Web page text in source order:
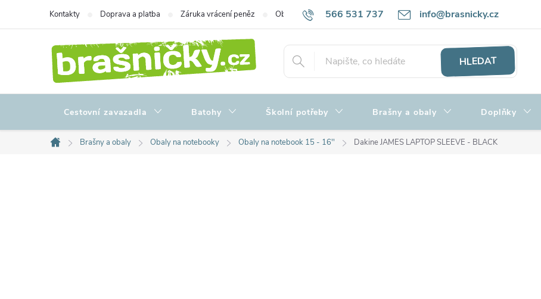
566 531 737 info@brasnicky.cz
Kontakty Doprava a platba Záruka vrácení peněz Obchodní podmínky Zpracování osobních údajů Hodnocení obchodu
HLEDAT
Cestovní zavazadla Batohy Školní potřeby Brašny a obaly Doplňky
Domů
Brašny a obaly Obaly na notebooky Obaly na notebook 15 - 16'' Dakine JAMES LAPTOP SLEEVE - BLACK